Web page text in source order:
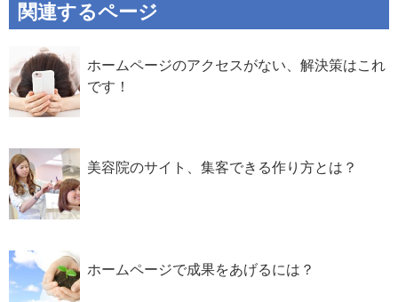
関連するページ
ホームページのアクセスがない、解決策はこれ
です！
美容院のサイト、集客できる作り方とは？
ホームページで成果をあげるには？